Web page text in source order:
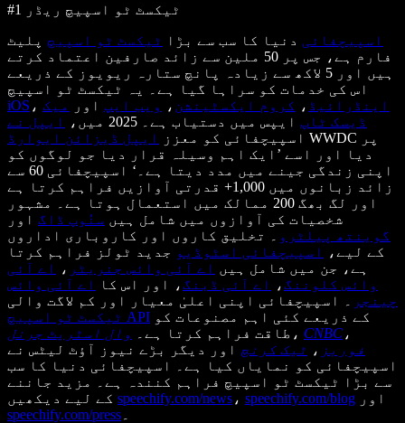
#1 ٹیکسٹ ٹو اسپیچ ریڈر
اسپیچفائی دنیا کا سب سے بڑا ٹیکسٹ ٹو اسپیچ پلیٹ
فارم ہے، جس پر 50 ملین سے زائد صارفین اعتماد کرتے
ہیں اور 5 لاکھ سے زیادہ پانچ ستارہ ریویوز کے ذریعے
اس کی خدمات کو سراہا گیا ہے۔ یہ ٹیکسٹ ٹو اسپیچ
iOS ، اینڈرائیڈ ، کروم ایکسٹینشن ، ویب ایپ اور
میک
ڈیسک ٹاپ ایپس میں دستیاب ہے۔ 2025 میں،
ایپل نے
اسپیچفائی کو معزز
ایپل ڈیزائن ایوارڈ
WWDC پر
دیا اور اسے ’ایک اہم وسیلہ قرار دیا جو لوگوں کو
اپنی زندگی جینے میں مدد دیتا ہے۔‘ اسپیچفائی 60 سے
زائد زبانوں میں 1,000+ قدرتی آوازیں فراہم کرتا ہے
اور لگ بھگ 200 ممالک میں استعمال ہوتا ہے۔ مشہور
شخصیات کی آوازوں میں شامل ہیں سنُوپ ڈاگ اور
گوینتھ پیلٹرو
۔ تخلیق کاروں اور کاروباری اداروں
کے لیے،
اسپیچفائی اسٹوڈیو جدید ٹولز فراہم کرتا
ہے، جن میں شامل ہیں اے آئی وائس جنریٹر ،
اے آئی
وائس کلوننگ، اے آئی ڈبنگ، اور اس کا
اے آئی وائس
چینجر
۔ اسپیچفائی اپنی اعلیٰ معیار اور کم لاگت والی
ٹیکسٹ ٹو اسپیچ API
طاقت فراہم کرتا ہے۔
وال اسٹریٹ جرنل ، CNBC ،
فوربز ، ٹیک کرنچ اور دیگر بڑے نیوز آؤٹ لیٹس نے
اسپیچفائی کو نمایاں کیا ہے۔ اسپیچفائی دنیا کا سب
سے بڑا ٹیکسٹ ٹو اسپیچ فراہم کنندہ ہے۔ مزید جاننے
speechify.com/news ، speechify.com/blog اور
speechify.com/press